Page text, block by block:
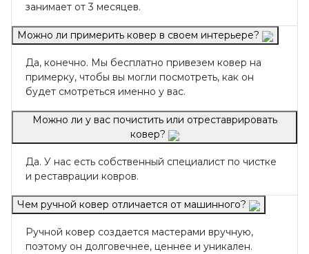
занимает от 3 месяцев.
Можно ли примерить ковер в своем интерьере?
Да, конечно. Мы бесплатно привезем ковер на
примерку, чтобы вы могли посмотреть, как он
будет смотреться именно у вас.
Можно ли у вас почистить или отреставрировать
ковер?
Да. У нас есть собственный специалист по чистке
и реставрации ковров.
Чем ручной ковер отличается от машинного?
Ручной ковер создается мастерами вручную,
поэтому он долговечнее, ценнее и уникален.